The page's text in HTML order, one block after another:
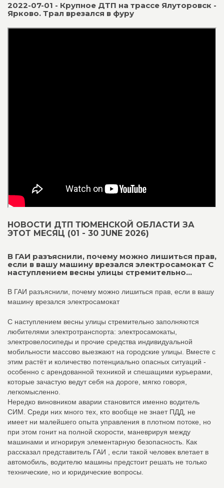
2022-07-01 - Крупное ДТП на трассе Ялуторовск -
Ярково. Трал врезался в фуру
НОВОСТИ ДТП ТЮМЕНСКОЙ ОБЛАСТИ ЗА
ЭТОТ МЕСЯЦ (01 - 30 JUNE 2026)
В ГАИ разъяснили, почему можно лишиться прав,
если в вашу машину врезался электросамокат С
наступлением весны улицы стремительно...
В ГАИ разъяснили, почему можно лишиться прав, если в вашу
машину врезался электросамокат
С наступлением весны улицы стремительно заполняются
любителями электротранспорта: электросамокаты,
электровелосипеды и прочие средства индивидуальной
мобильности массово выезжают на городские улицы. Вместе с
этим растёт и количество потенциально опасных ситуаций -
особенно с арендованной техникой и спешащими курьерами,
которые зачастую ведут себя на дороге, мягко говоря,
легкомысленно.
Нередко виновником аварии становится именно водитель
СИМ. Среди них много тех, кто вообще не знает ПДД, не
имеет ни малейшего опыта управления в плотном потоке, но
при этом гонит на полной скорости, маневрируя между
машинами и игнорируя элементарную безопасность. Как
рассказал представитель ГАИ , если такой человек влетает в
автомобиль, водителю машины предстоит решать не только
технические, но и юридические вопросы.